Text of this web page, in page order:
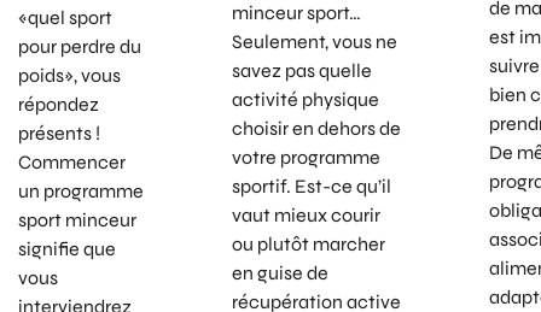
«quel sport
pour perdre du
poids», vous
répondez
présents !
Commencer
un programme
sport minceur
signifie que
vous
interviendrez
minceur sport…
Seulement, vous ne
savez pas quelle
activité physique
choisir en dehors de
votre programme
sportif. Est-ce qu’il
vaut mieux courir
ou plutôt marcher
en guise de
récupération active
de
est
bien
De